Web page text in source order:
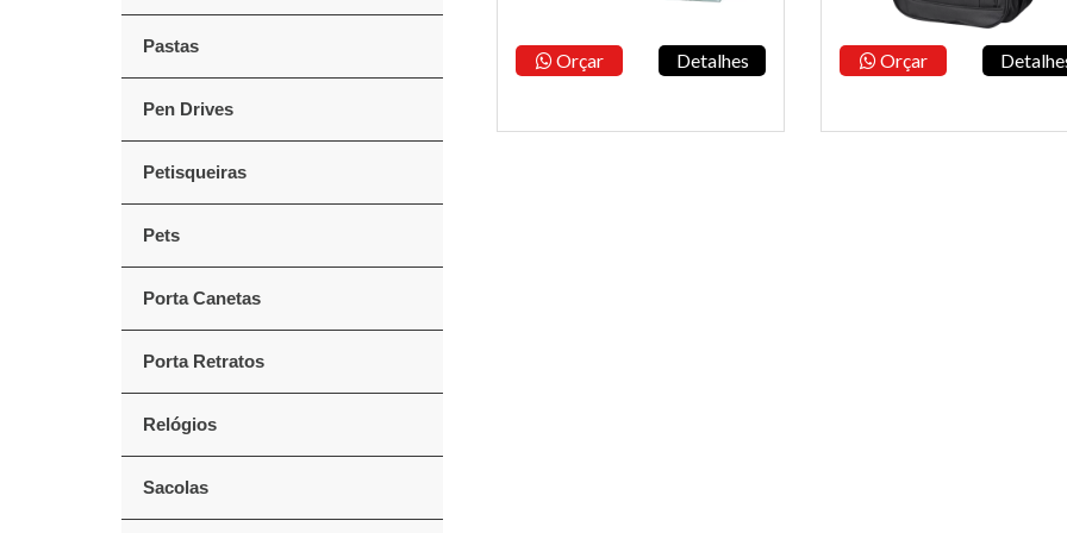
Pastas
Pen Drives
Petisqueiras
Pets
Porta Canetas
Porta Retratos
Relógios
Sacolas
Orçar Detalhes Orçar